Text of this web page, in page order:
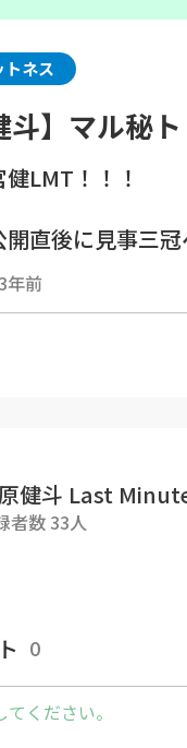
トネス
】マル秘
LMT！！！
直後に見事三
ピオンとなりま
って言い訳は許
年前
健斗 Last
者数 33人
0
ください。